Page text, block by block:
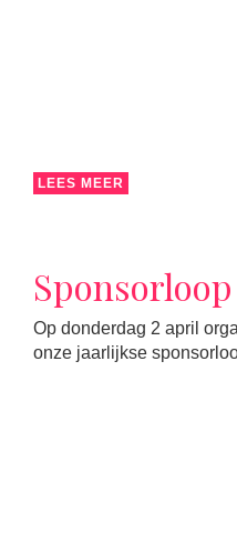
LEES MEER
Op donderdag 2 april
onze jaarlijkse